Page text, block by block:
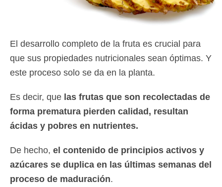
El desarrollo completo de la fruta es crucial para
que sus propiedades nutricionales sean óptimas. Y
este proceso solo se da en la planta.
Es decir, que las frutas que son recolectadas de
forma prematura pierden calidad, resultan
ácidas y pobres en nutrientes.
De hecho, el contenido de principios activos y
azúcares se duplica en las últimas semanas del
proceso de maduración.